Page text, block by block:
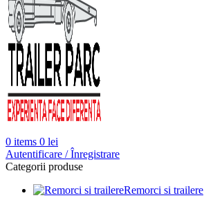
0 items 0 lei
Autentificare / Înregistrare
Categorii produse
Remorci si trailere